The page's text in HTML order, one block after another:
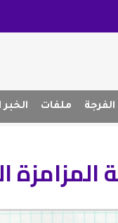
الفرجة ملفات الخبر